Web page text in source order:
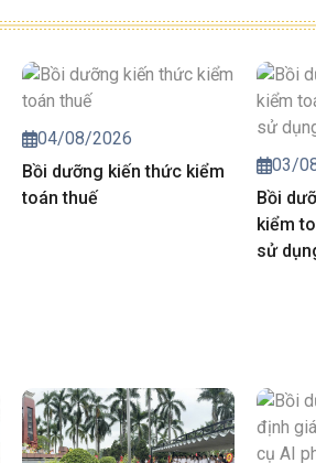
04/08/2026
Bồi dưỡng kiến thức kiểm
toán thuế
03/
Bồi
kiểm
sử